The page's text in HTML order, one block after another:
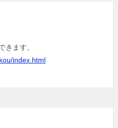
きます。
index.html